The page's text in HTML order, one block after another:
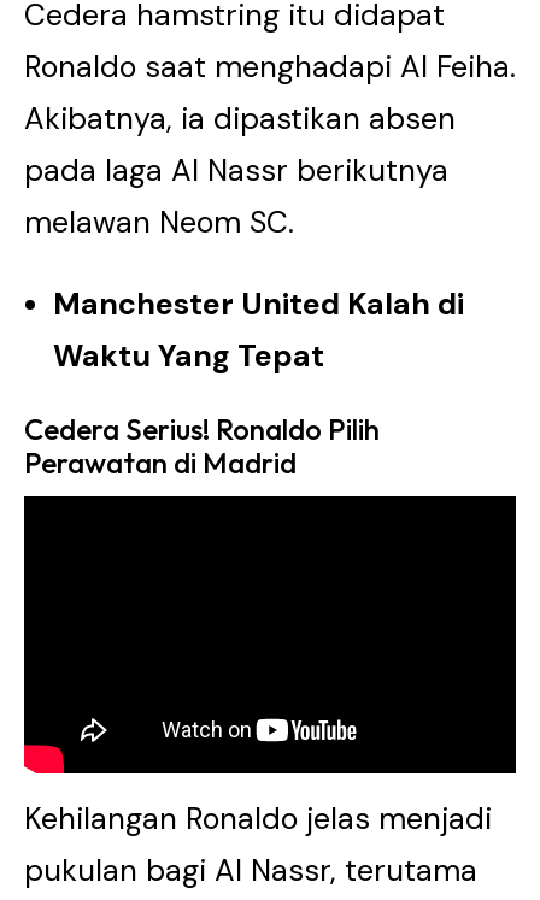
Cedera hamstring itu didapat
Ronaldo saat menghadapi Al Feiha.
Akibatnya, ia dipastikan absen
pada laga Al Nassr berikutnya
melawan Neom SC.
Manchester United Kalah di
Waktu Yang Tepat
Cedera Serius! Ronaldo Pilih
Perawatan di Madrid
Kehilangan Ronaldo jelas menjadi
pukulan bagi Al Nassr, terutama